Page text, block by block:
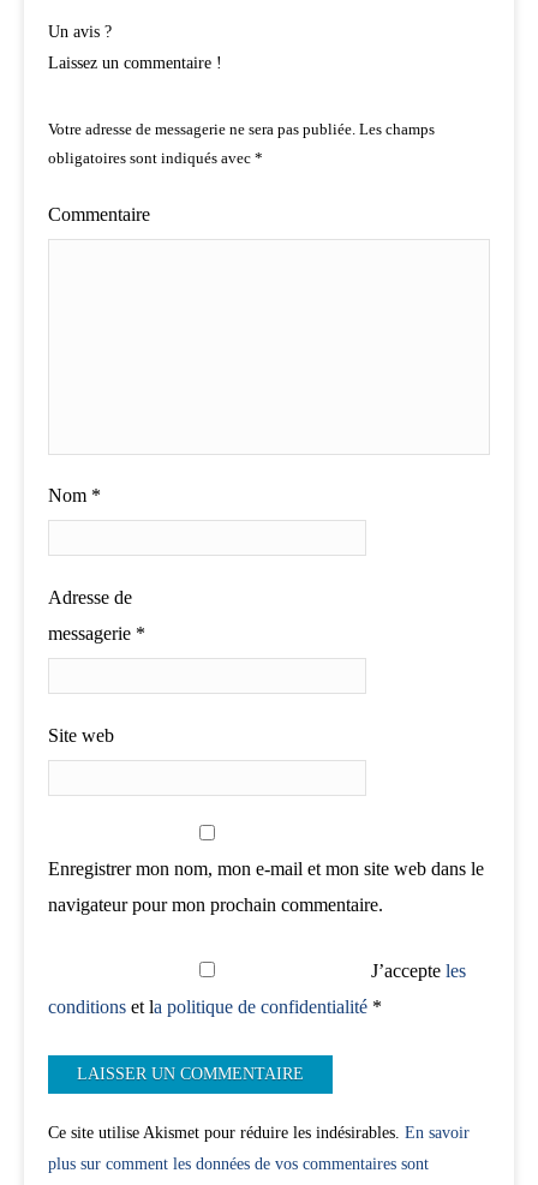
Un avis ?
Laissez un commentaire !
Votre adresse de messagerie ne sera pas publiée. Les champs
obligatoires sont indiqués avec *
Commentaire
Nom *
Adresse de
messagerie *
Site web
Enregistrer mon nom, mon e-mail et mon site web dans le
navigateur pour mon prochain commentaire.
J’accepte les
conditions et la politique de confidentialité *
Ce site utilise Akismet pour réduire les indésirables. En savoir
plus sur comment les données de vos commentaires sont